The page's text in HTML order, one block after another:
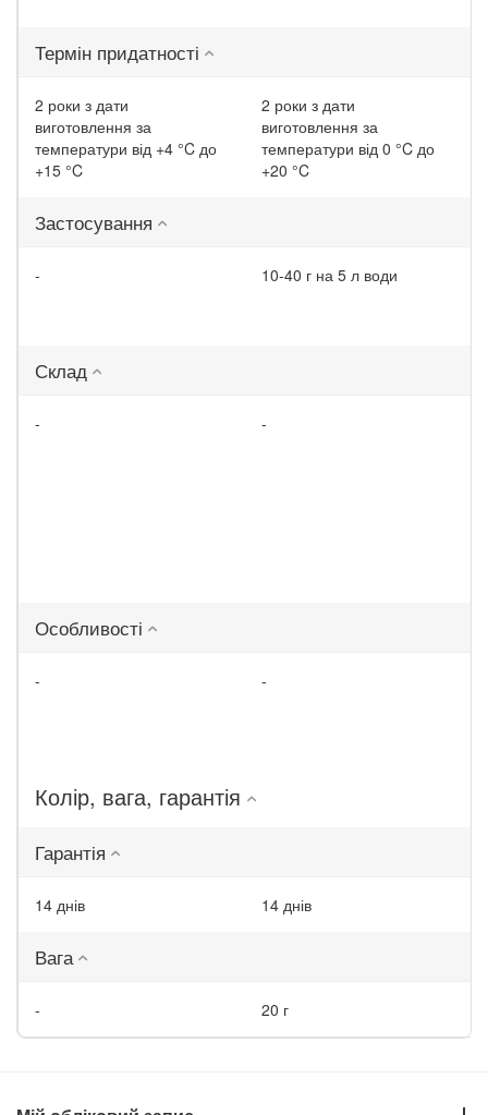
Термін придатності
2 роки з дати
виготовлення за
температури від +4 °C до
+15 °C
2 роки з дати
виготовлення за
температури від 0 °C до
+20 °C
Застосування
- 10-40 г на 5 л води
Склад
- -
Особливості
- -
Колір, вага, гарантія
Гарантія
14 днів 14 днів
Вага
- 20 г